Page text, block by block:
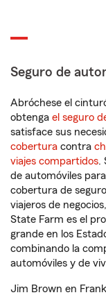
Seguro de
Abróchese el
obtenga el seguro
satisface sus
cobertura contra
viajes compartidos.
de automóviles
cobertura de
viajeros de
State Farm es el
grande en los
combinando la
automóviles y de
Jim Brown en